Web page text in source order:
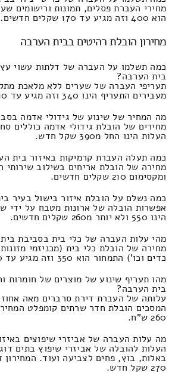
מחירי העברת פסלים, תמונות ורישומים
הוא 400 וזה מגיע עד 170 שקלים חדשים.
מחירון הובלת רהיטים בבית הערבה
כמה תשלמו על העברה של דלתות עשוי
בית הערבה?
תעריפי העברה של שערים ללא מלאכת
מעבירים התעריף הינו 340 וזה מגיע עד 210 שקל.
מה המחיר של שינוע של גידולי אדמה
מחירים של הובלת גידולי אדמה כוללים
העלות הינו החל מ390 שקל חדש.
כמה תעלה העברת קרמיקות באיזור בית
ומקסימום 210 שקלים חדשים.
כמה נשלם על הובלת איזור בישול בעיר
אפשרות הובלה של ארונות מטבח על ידי
הינו 550 ולא יותר מ260 שקלים חדשים.
מהי עלות העברה של כלי בית בסביבת
מחירה של הובלת כלי בית (מכניזמי
כדים וכו') התמחור הוא 350 וזה מגיע עד 180 שקלים.
מהו תעריף שינוע של מוצרים של חומרות
בית הערבה?
עלותה של העברת דירת סרברים מאה
260 ש"ח.
מה עלות העברה של אביזרי שיפוצים
העלות להובלה של אביזרי שיפוץ בתים
270 שקל חדש.